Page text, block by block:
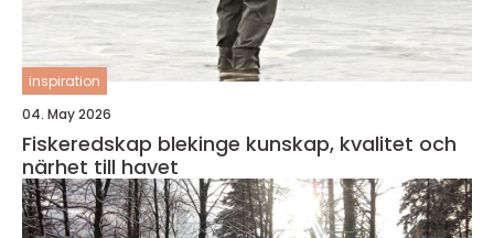
inspiration
04. May 2026
Fiskeredskap blekinge kunskap, kvalitet och
närhet till havet